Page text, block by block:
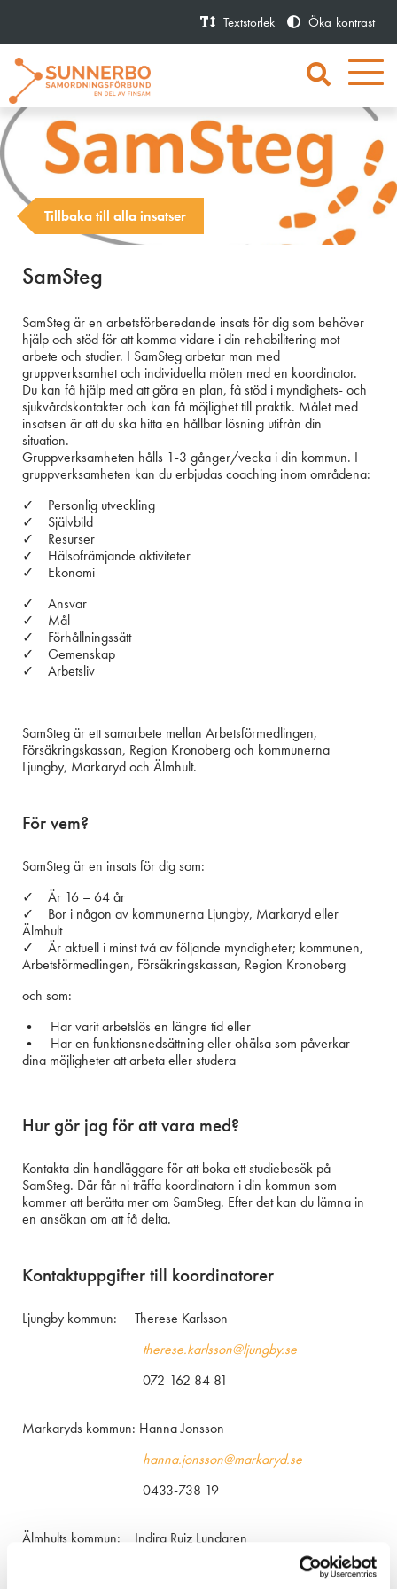
Textstorlek Öka kontrast
Tillbaka till alla insatser
SamSteg
SamSteg är en arbetsförberedande insats för dig som behöver
hjälp och stöd för att komma vidare i din rehabilitering mot
arbete och studier. I SamSteg arbetar man med
gruppverksamhet och individuella möten med en koordinator.
Du kan få hjälp med att göra en plan, få stöd i myndighets- och
sjukvårdskontakter och kan få möjlighet till praktik. Målet med
insatsen är att du ska hitta en hållbar lösning utifrån din
situation.
Gruppverksamheten hålls 1-3 gånger/vecka i din kommun. I
gruppverksamheten kan du erbjudas coaching inom områdena:
✓ Personlig utveckling
✓ Självbild
✓ Resurser
✓ Hälsofrämjande aktiviteter
✓ Ekonomi
✓ Ansvar
✓ Mål
✓ Förhållningssätt
✓ Gemenskap
✓ Arbetsliv
SamSteg är ett samarbete mellan Arbetsförmedlingen,
Försäkringskassan, Region Kronoberg och kommunerna
Ljungby, Markaryd och Älmhult.
För vem?
SamSteg är en insats för dig som:
✓ Är 16 – 64 år
✓ Bor i någon av kommunerna Ljungby, Markaryd eller
Älmhult
✓ Är aktuell i minst två av följande myndigheter; kommunen,
Arbetsförmedlingen, Försäkringskassan, Region Kronoberg
och som:
• Har varit arbetslös en längre tid eller
• Har en funktionsnedsättning eller ohälsa som påverkar
dina möjligheter att arbeta eller studera
Hur gör jag för att vara med?
Kontakta din handläggare för att boka ett studiebesök på
SamSteg. Där får ni träffa koordinatorn i din kommun som
kommer att berätta mer om SamSteg. Efter det kan du lämna in
en ansökan om att få delta.
Kontaktuppgifter till koordinatorer
Ljungby kommun: Therese Karlsson
therese.karlsson@ljungby.se
072-162 84 81
Markaryds kommun: Hanna Jonsson
hanna.jonsson@markaryd.se
0433-738 19
Älmhults kommun: Indira Ruiz Lundgren
indira.ruiz-lundgren@almhult.se